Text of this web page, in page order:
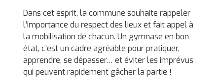
Dans cet esprit, la commune souhaite rappeler
l’importance du respect des lieux et fait appel à
la mobilisation de chacun. Un gymnase en bon
état, c’est un cadre agréable pour pratiquer,
apprendre, se dépasser… et éviter les imprévus
qui peuvent rapidement gâcher la partie !